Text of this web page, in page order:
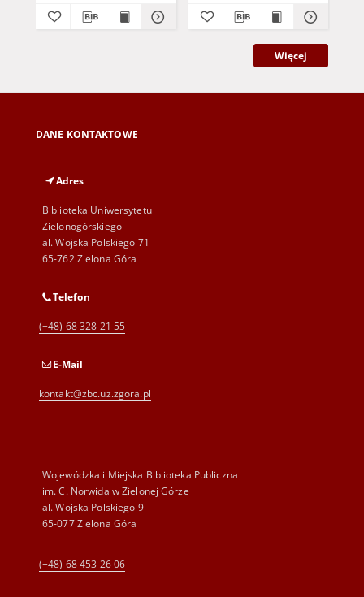
Więcej
DANE KONTAKTOWE
Adres
Biblioteka Uniwersytetu
Zielonogórskiego
al. Wojska Polskiego 71
65-762 Zielona Góra
Telefon
(+48) 68 328 21 55
E-Mail
kontakt@zbc.uz.zgora.pl
Wojewódzka i Miejska Biblioteka Publiczna
im. C. Norwida w Zielonej Górze
al. Wojska Polskiego 9
65-077 Zielona Góra
(+48) 68 453 26 06